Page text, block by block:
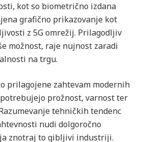
kot so biometrično izdana
grafično prikazovanje kot
z 5G omrežij. Prilagodljiv
možnost, raje nujnost zaradi
na trgu.
prilagojene zahtevam modernih
prožnost, varnost ter
tehničkih tendenc
nudi dolgoročno
znotraj to gibljivi industriji.